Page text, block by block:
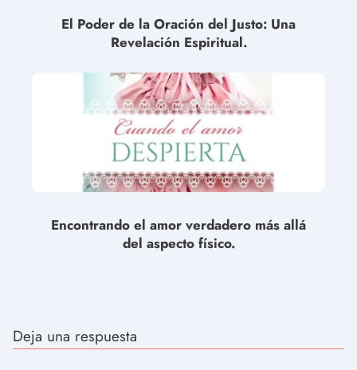
El Poder de la Oración del Justo: Una
Revelación Espiritual.
Encontrando el amor verdadero más allá
del aspecto físico.
Deja una respuesta